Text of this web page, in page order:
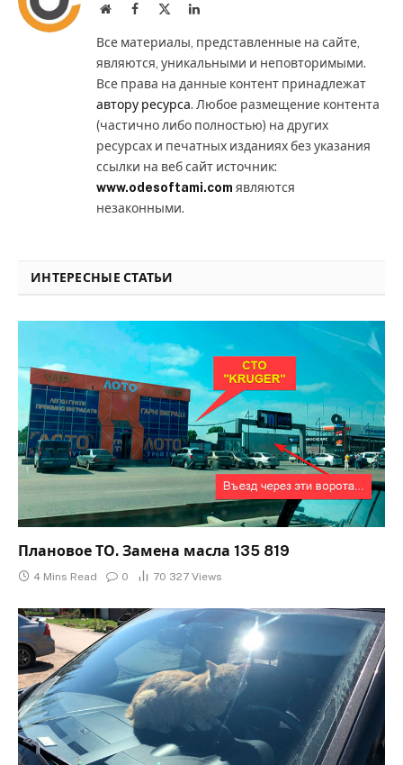
WebsiteFacebook LinkedIn
Все материалы, представленные на сайте,
являются, уникальными и неповторимыми.
Все права на данные контент принадлежат
автору ресурса. Любое размещение контента
(частично либо полностью) на других
ресурсах и печатных изданиях без указания
ссылки на веб сайт источник:
www.odesoftami.com являются
незаконными.
ИНТЕРЕСНЫЕ СТАТЬИ
Плановое ТО. Замена масла 135 819
4 Mins Read 0 70 327 Views